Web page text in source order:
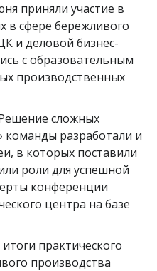
приняли участие в
в сфере бережливого
и деловой бизнес-
с образовательным
производственных
сложных
команды разработали и
в которых поставили
роли для успешной
конференции
центра на базе
практического
производства